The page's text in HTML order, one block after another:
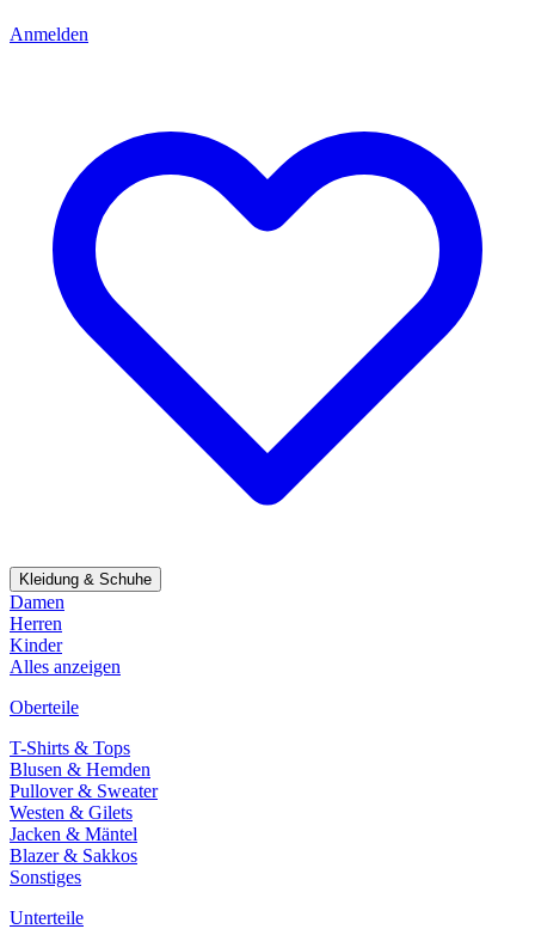
Anmelden
Kleidung & Schuhe
Damen
Herren
Kinder
Alles anzeigen
Oberteile
T-Shirts & Tops
Blusen & Hemden
Pullover & Sweater
Westen & Gilets
Jacken & Mäntel
Blazer & Sakkos
Sonstiges
Unterteile